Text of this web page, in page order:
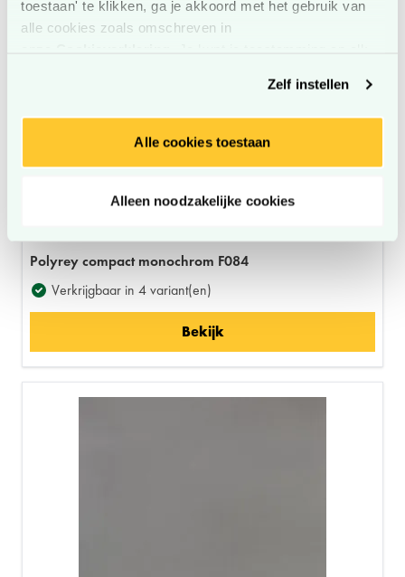
toestaan' te klikken, ga je akkoord met het gebruik van
alle cookies zoals omschreven in
Zelf instellen
Alle cookies toestaan
Alleen noodzakelijke cookies
Polyrey compact monochrom F084
Verkrijgbaar in 4 variant(en)
Bekijk